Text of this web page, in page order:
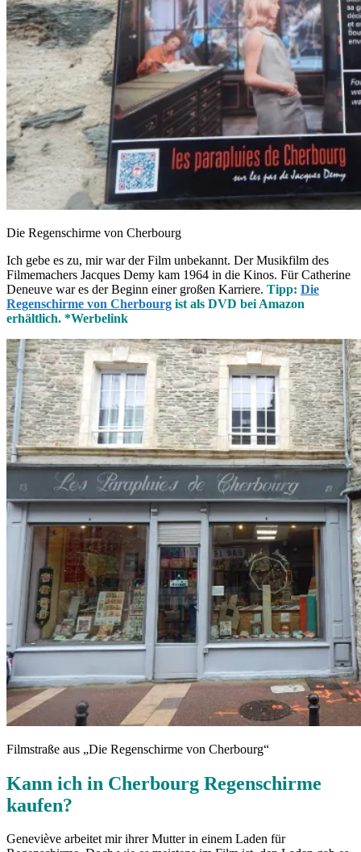
Die Regenschirme von Cherbourg
Ich gebe es zu, mir war der Film unbekannt. Der Musikfilm des
Filmemachers Jacques Demy kam 1964 in die Kinos. Für Catherine
Deneuve war es der Beginn einer großen Karriere. Tipp: Die
Regenschirme von Cherbourg ist als DVD bei Amazon
erhältlich. *Werbelink
Filmstraße aus „Die Regenschirme von Cherbourg“
Kann ich in Cherbourg Regenschirme
kaufen?
Geneviève arbeitet mir ihrer Mutter in einem Laden für